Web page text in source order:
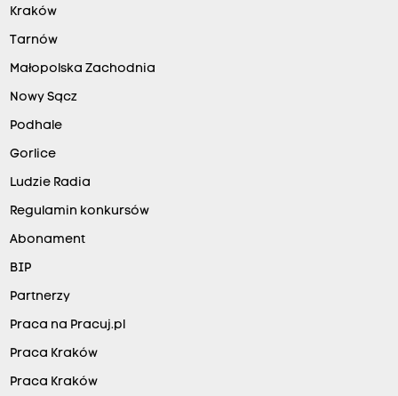
Kraków
Tarnów
Małopolska Zachodnia
Nowy Sącz
Podhale
Gorlice
Ludzie Radia
Regulamin konkursów
Abonament
BIP
Partnerzy
Praca na Pracuj.pl
Praca Kraków
Praca Kraków